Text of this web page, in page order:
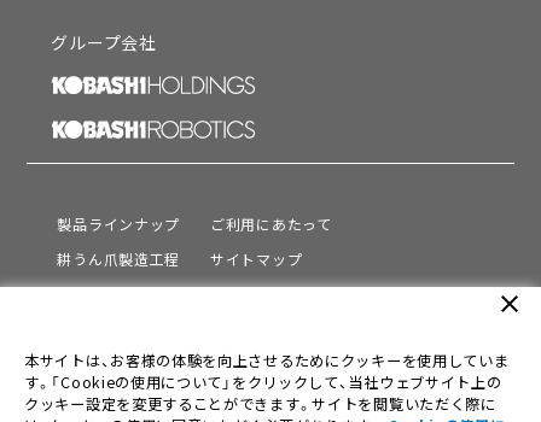
グループ会社
製品ラインナップ
耕うん爪製造工程
サポート
会社情報
採用情報
ご利用にあたって
サイトマップ
プライバシーポリシー
本サイトは、お客様の体験を向上させるためにクッキーを使用していま
す。「Cookieの使用について」をクリックして、当社ウェブサイト上の
クッキー設定を変更することができます。サイトを閲覧いただく際に
close